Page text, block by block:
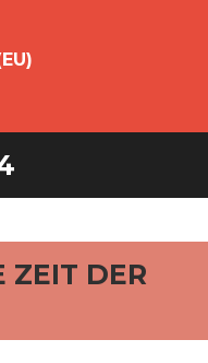
ZEIT DER